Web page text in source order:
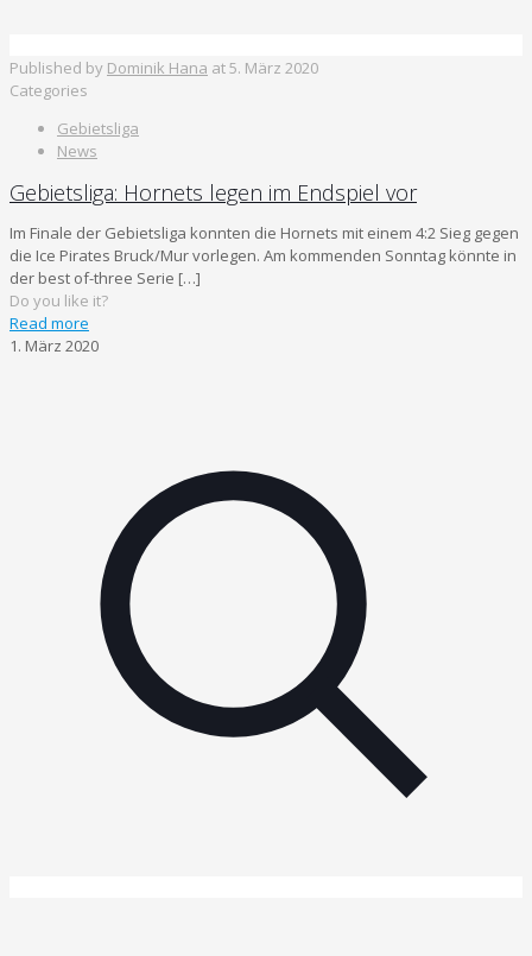
Published by Dominik Hana at5. März 2020
Categories
Gebietsliga
News
Gebietsliga: Hornets legen im Endspiel vor
Im Finale der Gebietsliga konnten die Hornets mit einem 4:2 Sieg gegen
die Ice Pirates Bruck/Mur vorlegen. Am kommenden Sonntag könnte in
der best of-three Serie […]
Do you like it?
Read more
1. März 2020